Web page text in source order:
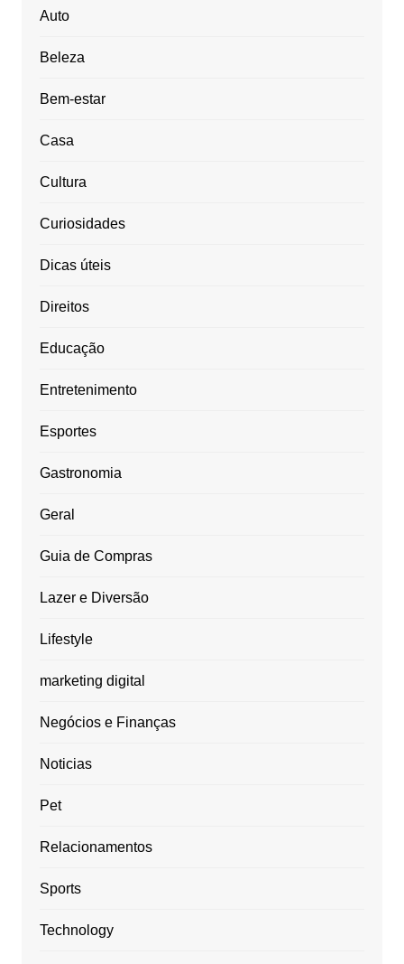
Auto
Beleza
Bem-estar
Casa
Cultura
Curiosidades
Dicas úteis
Direitos
Educação
Entretenimento
Esportes
Gastronomia
Geral
Guia de Compras
Lazer e Diversão
Lifestyle
marketing digital
Negócios e Finanças
Noticias
Pet
Relacionamentos
Sports
Technology